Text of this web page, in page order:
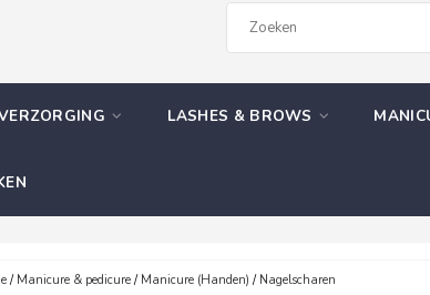
LASHES & BROWS
/ Manicure & pedicure/ Manicure (Handen) / Nagelscharen